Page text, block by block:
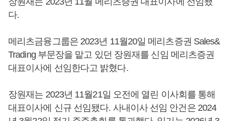
다.
메리츠금융그룹은 2023년 11월20일 메리츠증권 Sales&
Trading 부문장을 맡고 있던 장원재를 신임 메리츠증권
대표이사에 선임한다고 밝혔다.
장원재는 2023년 11월21일 오전에 열린 이사회를 통해
대표이사에 신규 선임됐다. 사내이사 선임 안건은 2024